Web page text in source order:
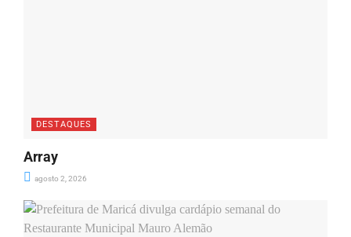
DESTAQUES
Array
agosto 2, 2026